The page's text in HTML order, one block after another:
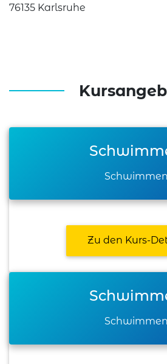
76135 Karlsruhe
Schwimmen
Zu den Kurs-
Schwimmen